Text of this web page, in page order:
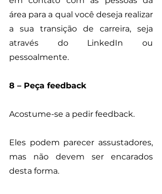
área para a qual você deseja realizar
a sua transição de carreira, seja
através do LinkedIn ou
pessoalmente.
8 – Peça feedback
Acostume-se a pedir feedback.
Eles podem parecer assustadores,
mas não devem ser encarados
desta forma.